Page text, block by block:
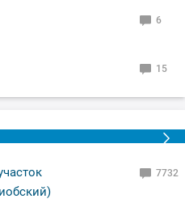
6
15
7732